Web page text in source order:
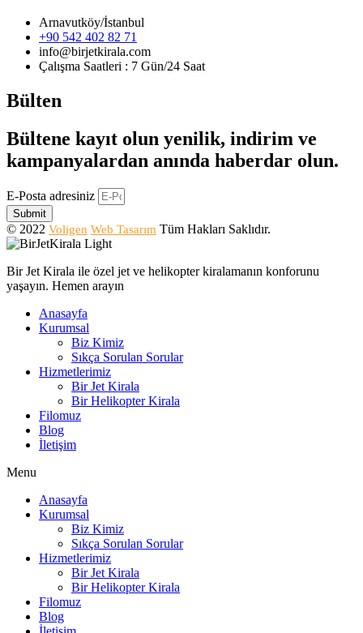
Arnavutköy/İstanbul
+90 542 402 82 71
info@birjetkirala.com
Çalışma Saatleri : 7 Gün/24 Saat
Bülten
Bültene kayıt olun yenilik, indirim ve
kampanyalardan anında haberdar olun.
E-Posta adresiniz
Submit
© 2022 Voligen Web Tasarım Tüm Hakları Saklıdır.
Bir Jet Kirala ile özel jet ve helikopter kiralamanın konforunu
yaşayın. Hemen arayın
Anasayfa
Kurumsal
Biz Kimiz
Sıkça Sorulan Sorular
Hizmetlerimiz
Bir Jet Kirala
Bir Helikopter Kirala
Filomuz
Blog
İletişim
Menu
Anasayfa
Kurumsal
Biz Kimiz
Sıkça Sorulan Sorular
Hizmetlerimiz
Bir Jet Kirala
Bir Helikopter Kirala
Filomuz
Blog